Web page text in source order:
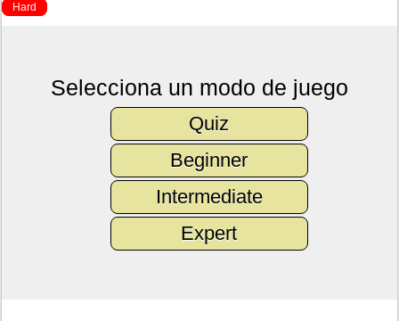
Hard
Selecciona un modo de juego
Quiz
Beginner
Intermediate
Expert